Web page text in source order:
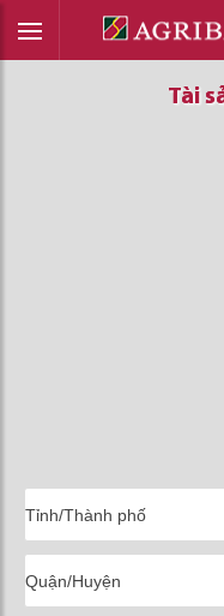
Tài
Tài
Tài